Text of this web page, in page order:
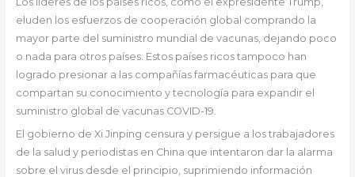
eluden los esfuerzos de cooperación global comprando la
mayor parte del suministro mundial de vacunas, dejando poco
o nada para otros países. Estos países ricos tampoco han
logrado presionar a las compañías farmacéuticas para que
compartan su conocimiento y tecnología para expandir el
suministro global de vacunas COVID-19.
El gobierno de Xi Jinping censura y persigue a los trabajadores
de la salud y periodistas en China que intentaron dar la alarma
sobre el virus desde el principio, suprimiendo información